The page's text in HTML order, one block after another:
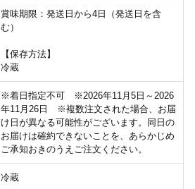
賞味期限：発送日から4日（発送日を含
む）
【保存方法】
冷蔵
※着日指定不可 ※2026年11月5日～2026
年11月26日 ※複数注文された場合、お届
け日が異なる可能性がございます。同日の
お届けは確約できないことを、あらかじめ
ご承知おきのうえご注文ください。
冷蔵